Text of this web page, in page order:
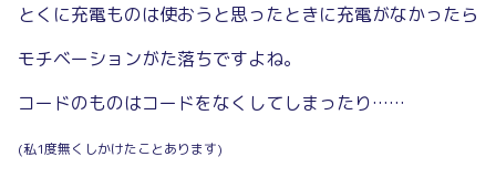
とくに充電ものは使おうと思ったときに充電がなかったら
モチベーションがた落ちですよね。
コードのものはコードをなくしてしまったり……
(私1度無くしかけたことあります)